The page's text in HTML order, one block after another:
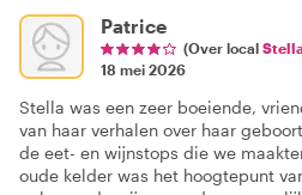
Patrice
(Over local
18 mei 2026
Stella was een zeer boeiende,
van haar verhalen over haar
de eet- en wijnstops die we
oude kelder was het hoogtepunt